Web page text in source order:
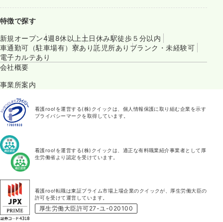
特徴で探す
新規オープン4週8休以上 土日休み駅徒歩５分以内
車通勤可（駐車場有） 寮あり託児所あり ブランク・未経験可
電子カルテあり
会社概要
事業所案内
看護roo!を運営する(株)クイックは、個人情報保護に取り組む企業を示す
プライバシーマークを取得しています。
看護roo!を運営する(株)クイックは、適正な有料職業紹介事業者として厚
生労働省より認定を受けています。
看護roo!転職は東証プライム市場上場企業のクイックが、厚生労働大臣の
許可を受けて運営しています。
厚生労働大臣許可27-ユ-020100